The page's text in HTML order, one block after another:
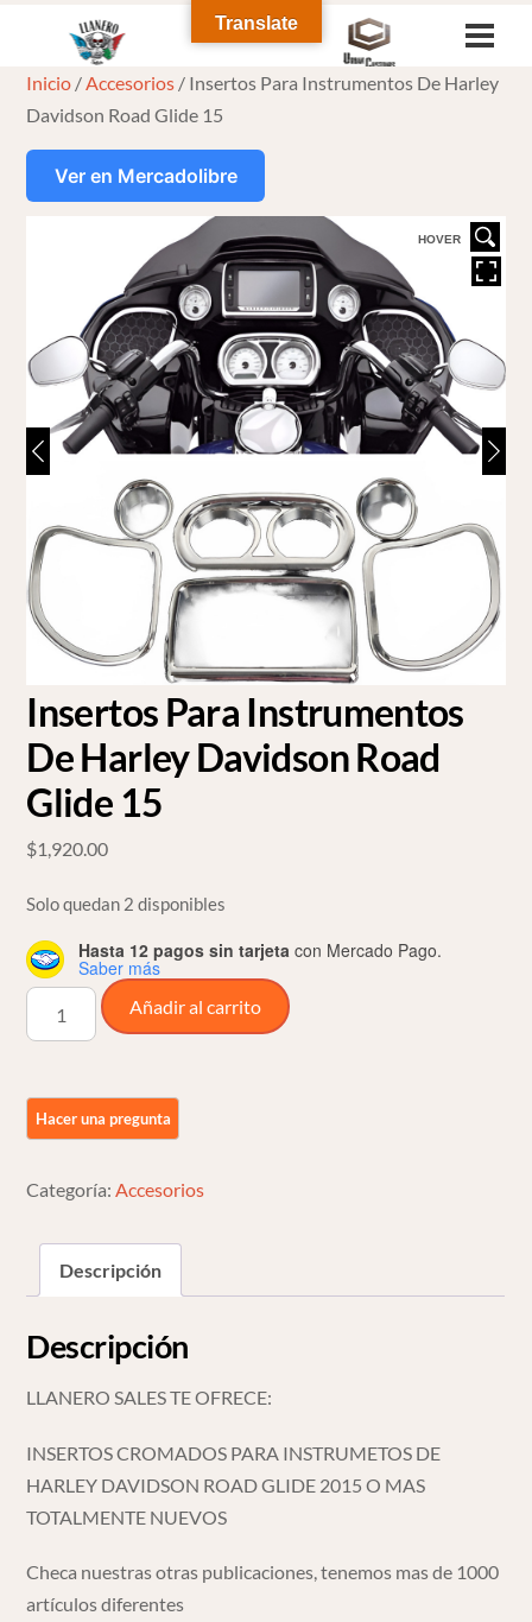
content
Inicio /Accesorios / Insertos Para Instrumentos De Harley
Davidson Road Glide 15
Ver en Mercadolibre
HOVER
Insertos Para Instrumentos
De Harley Davidson Road
Glide 15
$1,920.00
Solo quedan 2 disponibles
Hasta 12 pagos sin tarjeta con Mercado Pago.
Saber más
Insertos
Para
Harley
Road
15
cantidad
Añadir al carrito
Categoría:Accesorios
Descripción
Descripción
LLANERO SALES TE OFRECE:
INSERTOS CROMADOS PARA INSTRUMETOS DE
HARLEY DAVIDSON ROAD GLIDE 2015 O MAS
TOTALMENTE NUEVOS
Checa nuestras otras publicaciones, tenemos mas de 1000
artículos diferentes
Translate